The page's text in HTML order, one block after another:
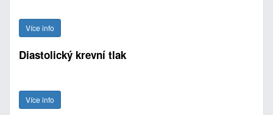
Více info
Diastolický krevní tlak
Více info